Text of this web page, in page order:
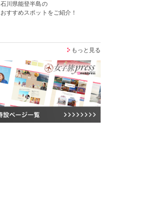
石川県能登半島の
おすすめスポットをご紹介！
もっと見る